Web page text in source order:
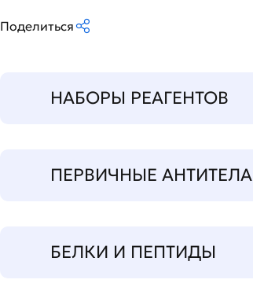
Поделиться
НАБОРЫ РЕАГЕНТОВ
ПЕРВИЧНЫЕ АНТИТЕЛА
БЕЛКИ И ПЕПТИДЫ